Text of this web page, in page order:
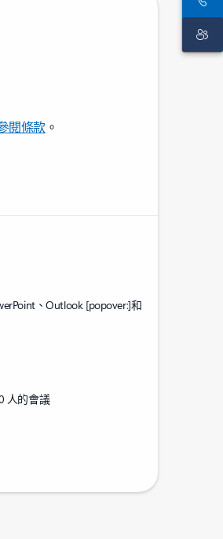
閱條款。
、Outlook [popover:]和
人的會議